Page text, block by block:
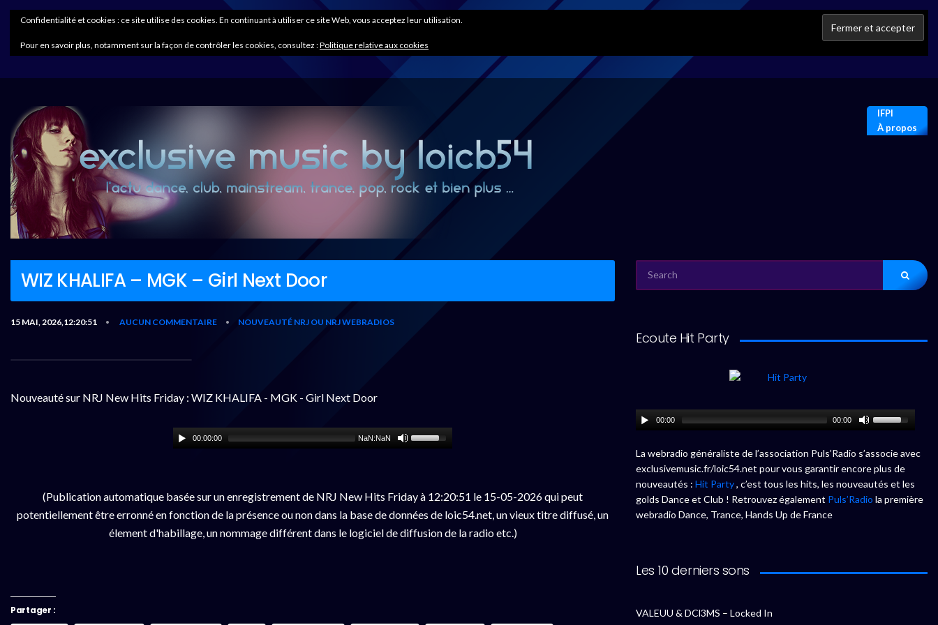
IFPI
À propos
WIZ KHALIFA – MGK – Girl Next Door
15 MAI, 2026,12:20:51 • AUCUN COMMENTAIRE • NOUVEAUTÉ NRJ OU NRJ WEBRADIOS
Nouveauté sur NRJ New Hits Friday : WIZ KHALIFA - MGK - Girl Next Door
00:00:00 NaN:NaN
(Publication automatique basée sur un enregistrement de NRJ New Hits Friday à 12:20:51 le 15-05-2026 qui peut
potentiellement être erronné en fonction de la présence ou non dans la base de données de loic54.net, un vieux titre diffusé, un
élement d'habillage, un nommage différent dans le logiciel de diffusion de la radio etc.)
Partager :
FOR:
Ecoute Hit Party
00:00 00:00
La webradio généraliste de l’association Puls’Radio s’associe avec
exclusivemusic.fr/loic54.net pour vous garantir encore plus de
nouveautés : Hit Party, c’est tous les hits, les nouveautés et les
golds Dance et Club ! Retrouvez également Puls’Radio la première
webradio Dance, Trance, Hands Up de France
Les 10 derniers sons
VALEUU & DCl3MS – Locked In
Confidentialité et cookies : ce site utilise des cookies. En continuant à utiliser ce site Web, vous acceptez leur utilisation.
Pour en savoir plus, notamment sur la façon de contrôler les cookies, consultez :Politique relative aux cookies